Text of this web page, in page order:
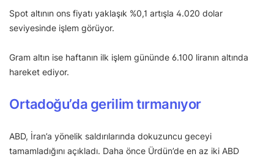
Spot altının ons fiyatı yaklaşık %0,1 artışla 4.020 dolar
seviyesinde işlem görüyor.
Gram altın ise haftanın ilk işlem gününde 6.100 liranın altında
hareket ediyor.
Ortadoğu’da gerilim tırmanıyor
ABD, İran’a yönelik saldırılarında dokuzuncu geceyi
tamamladığını açıkladı. Daha önce Ürdün’de en az iki ABD